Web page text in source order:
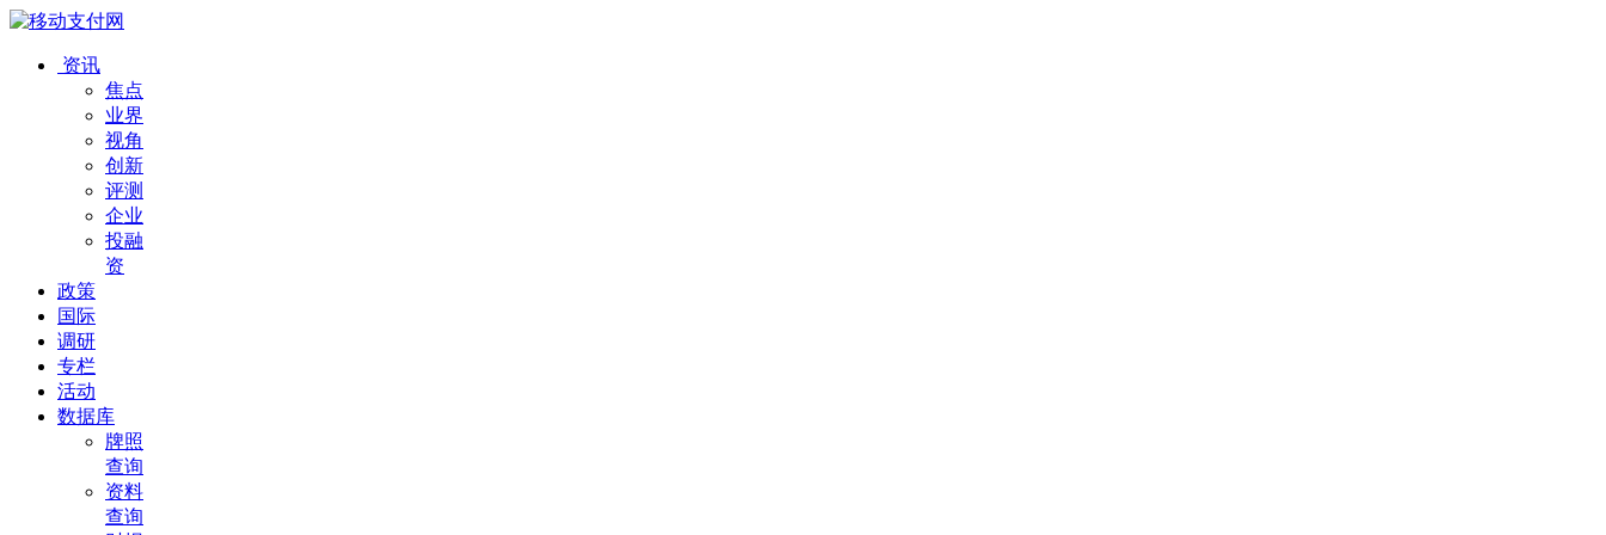
资讯
焦点
业界
视角
创新
评测
企业
投融
资
政策
国际
调研
专栏
活动
数据库
牌照
查询
资料
查询